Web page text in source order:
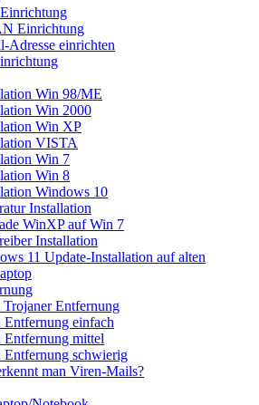
Einrichtung
Adresse einrichten
Win 98/ME
Win 2000
Win XP
VISTA
Win 7
Win 8
Windows 10
Installation
WinXP auf Win 7
Installation
11 Update-Installation auf alten
Entfernung
Entfernung einfach
Entfernung mittel
Entfernung schwierig
man Viren-Mails?